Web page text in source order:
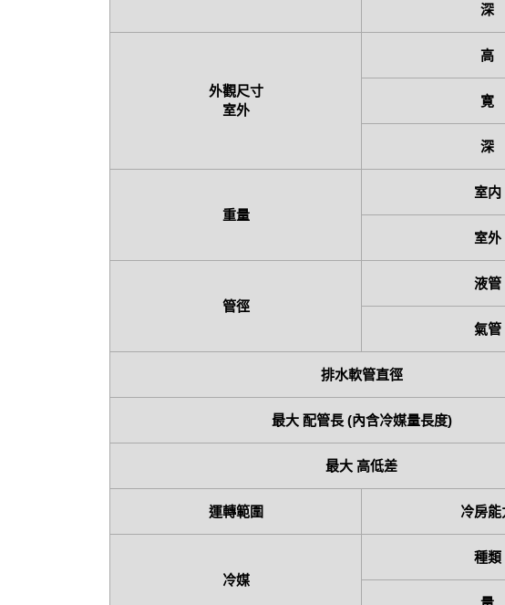
深
外觀尺寸
室外
高
寛
深
重量
室内
室外
管徑
液管
氣管
排水軟管直徑
最大 配管長 (內含冷媒量長度)
最大 高低差
運轉範圍 冷房能
冷媒
種類